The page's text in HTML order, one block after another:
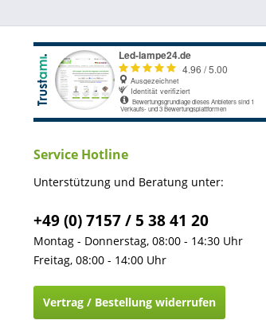
Service Hotline
Unterstützung und Beratung unter:
+49 (0) 7157 / 5 38 41 20
Montag - Donnerstag, 08:00 - 14:30 Uhr
Freitag, 08:00 - 14:00 Uhr
Vertrag / Bestellung widerrufen